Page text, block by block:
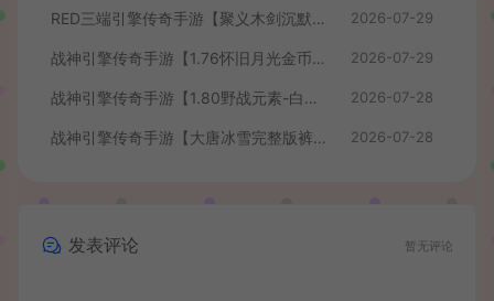
RED三端引擎传奇手游【聚义木剑沉默高仿嘟嘟沉默】最新整理Win系服务端+安卓苹果PC三端+详细搭建教程 2026-07-29
战神引擎传奇手游【1.76怀旧月光金币版】最新整理Win系复古服务端+安卓苹果双端+GM授权物品后台+详细搭建教程 2026-07-29
战神引擎传奇手游【1.80野战元素-白猪7.2免授权】最新整理Win系特色服务端+安卓+GM授权物品后台+详细搭建教程 2026-07-28
战神引擎传奇手游【大唐冰雪完整版裤衩7.0免授权】最新整理Win系特色服务端+GM授权后台+安卓苹果双端+详细搭建教程 2026-07-28
发表评论 暂无评论